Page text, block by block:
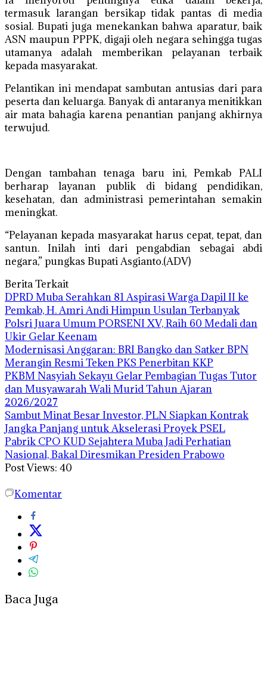
termasuk larangan bersikap tidak pantas di media
sosial. Bupati juga menekankan bahwa aparatur, baik
ASN maupun PPPK, digaji oleh negara sehingga tugas
utamanya adalah memberikan pelayanan terbaik
kepada masyarakat.
Pelantikan ini mendapat sambutan antusias dari para
peserta dan keluarga. Banyak di antaranya menitikkan
air mata bahagia karena penantian panjang akhirnya
terwujud.
Dengan tambahan tenaga baru ini, Pemkab PALI
berharap layanan publik di bidang pendidikan,
kesehatan, dan administrasi pemerintahan semakin
meningkat.
“Pelayanan kepada masyarakat harus cepat, tepat, dan
santun. Inilah inti dari pengabdian sebagai abdi
negara,” pungkas Bupati Asgianto.(ADV)
Berita Terkait
DPRD Muba Serahkan 81 Aspirasi Warga Dapil II ke
Pemkab, H. Amri Andi Himpun Usulan Terbanyak
Polsri Juara Umum PORSENI XV, Raih 60 Medali dan
Ukir Gelar Keenam
Modernisasi Anggaran: BRI Bangko dan Satker BPN
Merangin Resmi Teken PKS Penerbitan KKP
PKBM Nasyiah Sekayu Gelar Pembagian Tugas Tutor
dan Musyawarah Wali Murid Tahun Ajaran
2026/2027
Sambut Minat Besar Investor, PLN Siapkan Kontrak
Jangka Panjang untuk Akselerasi Proyek PSEL
Pabrik CPO KUD Sejahtera Muba Jadi Perhatian
Nasional, Bakal Diresmikan Presiden Prabowo
Post Views: 40
Komentar
Baca Juga